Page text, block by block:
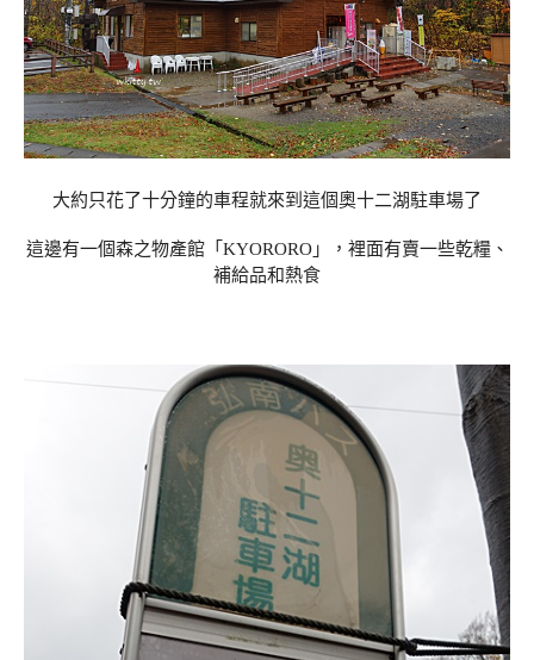
大約只花了十分鐘的車程就來到這個奧十二湖駐車場了
這邊有一個森之物產館「KYORORO」，裡面有賣一些乾糧、
補給品和熱食